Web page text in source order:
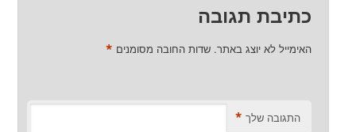
כתיבת תגובה
האימייל לא יוצג באתר. שדות החובה מסומנים *
התגובה שלך *